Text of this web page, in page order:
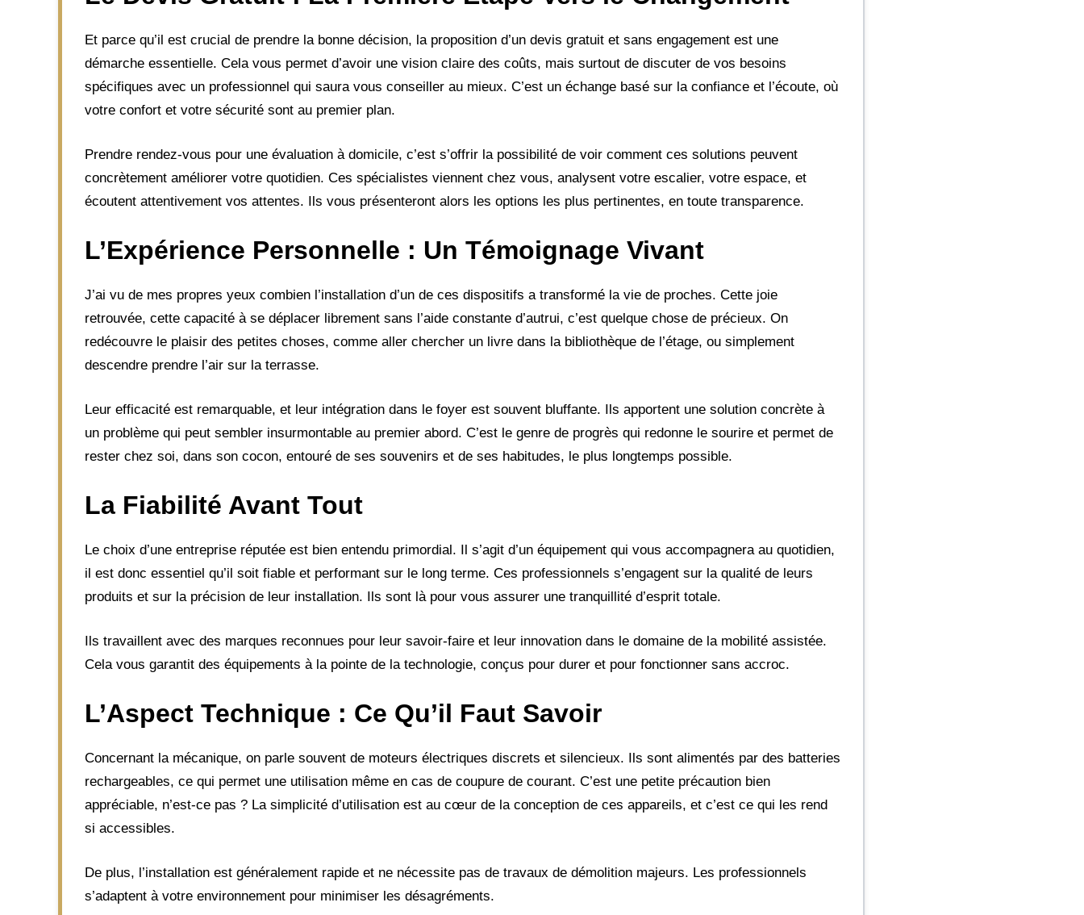
Et parce qu’il est crucial de prendre la bonne décision, la proposition d’un devis gratuit et sans engagement est une
démarche essentielle. Cela vous permet d’avoir une vision claire des coûts, mais surtout de discuter de vos besoins
spécifiques avec un professionnel qui saura vous conseiller au mieux. C’est un échange basé sur la confiance et l’écoute, où
votre confort et votre sécurité sont au premier plan.
Prendre rendez-vous pour une évaluation à domicile, c’est s’offrir la possibilité de voir comment ces solutions peuvent
concrètement améliorer votre quotidien. Ces spécialistes viennent chez vous, analysent votre escalier, votre espace, et
écoutent attentivement vos attentes. Ils vous présenteront alors les options les plus pertinentes, en toute transparence.
L’Expérience Personnelle : Un Témoignage Vivant
J’ai vu de mes propres yeux combien l’installation d’un de ces dispositifs a transformé la vie de proches. Cette joie
retrouvée, cette capacité à se déplacer librement sans l’aide constante d’autrui, c’est quelque chose de précieux. On
redécouvre le plaisir des petites choses, comme aller chercher un livre dans la bibliothèque de l’étage, ou simplement
descendre prendre l’air sur la terrasse.
Leur efficacité est remarquable, et leur intégration dans le foyer est souvent bluffante. Ils apportent une solution concrète à
un problème qui peut sembler insurmontable au premier abord. C’est le genre de progrès qui redonne le sourire et permet de
rester chez soi, dans son cocon, entouré de ses souvenirs et de ses habitudes, le plus longtemps possible.
La Fiabilité Avant Tout
Le choix d’une entreprise réputée est bien entendu primordial. Il s’agit d’un équipement qui vous accompagnera au quotidien,
il est donc essentiel qu’il soit fiable et performant sur le long terme. Ces professionnels s’engagent sur la qualité de leurs
produits et sur la précision de leur installation. Ils sont là pour vous assurer une tranquillité d’esprit totale.
Ils travaillent avec des marques reconnues pour leur savoir-faire et leur innovation dans le domaine de la mobilité assistée.
Cela vous garantit des équipements à la pointe de la technologie, conçus pour durer et pour fonctionner sans accroc.
L’Aspect Technique : Ce Qu’il Faut Savoir
Concernant la mécanique, on parle souvent de moteurs électriques discrets et silencieux. Ils sont alimentés par des batteries
rechargeables, ce qui permet une utilisation même en cas de coupure de courant. C’est une petite précaution bien
appréciable, n’est-ce pas ? La simplicité d’utilisation est au cœur de la conception de ces appareils, et c’est ce qui les rend
si accessibles.
De plus, l’installation est généralement rapide et ne nécessite pas de travaux de démolition majeurs. Les professionnels
s’adaptent à votre environnement pour minimiser les désagréments.